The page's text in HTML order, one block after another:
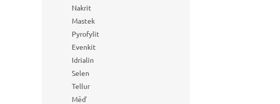
Nakrit
Mastek
Pyrofylit
Evenkit
Idrialin
Selen
Tellur
Měď